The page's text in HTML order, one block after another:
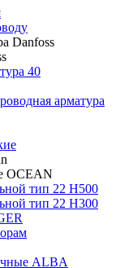
Danfoss
40
арматура
OCEAN
тип 22 H500
тип 22 H300
ALBA